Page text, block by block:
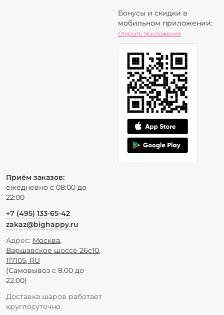
Бонусы и скидки в
мобильном приложении:
Открыть приложение
Приём заказов:
ежедневно с 08:00 до
22:00
+7 (495) 133-65-42
zakaz@bighappy.ru
Адрес: Москва,
Варшавское шоссе 26с10,
117105, RU
(Самовывоз с 8.00 до
22.00)
Доставка шаров работает
круглосуточно.